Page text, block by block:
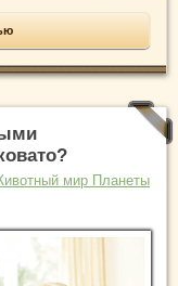
мир Планеты